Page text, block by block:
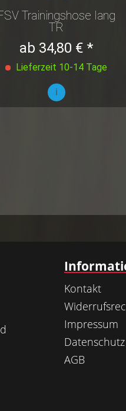
Trainingshose lang
TR
ab 34,80 € *
Lieferzeit 10-14 Tage
i
Kontakt
Impressum
Datenschutz
AGB